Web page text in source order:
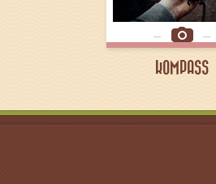
KOMPASS